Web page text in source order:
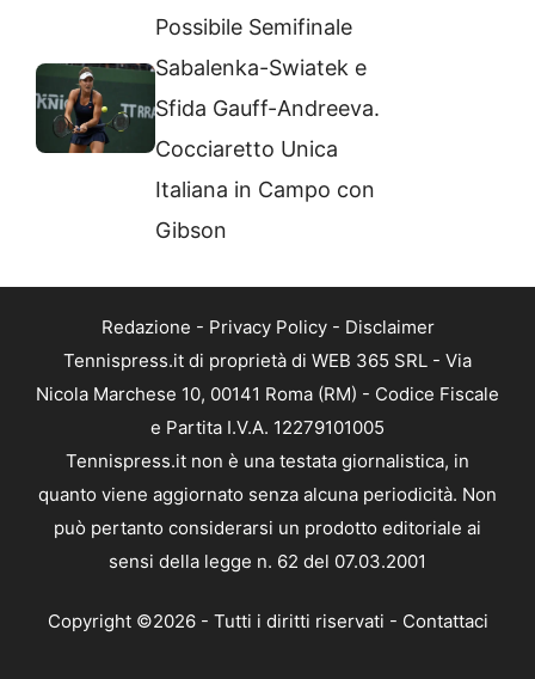
Possibile Semifinale
Sabalenka-Swiatek e
Sfida Gauff-Andreeva.
Cocciaretto Unica
Italiana in Campo con
Gibson
Redazione - Privacy Policy- Disclaimer
Tennispress.it di proprietà di WEB 365 SRL - Via
Nicola Marchese 10, 00141 Roma (RM) - Codice Fiscale
e Partita I.V.A. 12279101005
Tennispress.it non è una testata giornalistica, in
quanto viene aggiornato senza alcuna periodicità. Non
può pertanto considerarsi un prodotto editoriale ai
sensi della legge n. 62 del 07.03.2001
Copyright ©2026 - Tutti i diritti riservati - Contattaci